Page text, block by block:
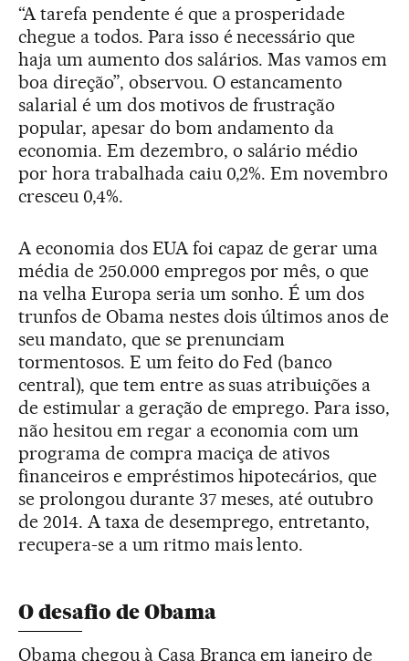
“A tarefa pendente é que a prosperidade
chegue a todos. Para isso é necessário que
haja um aumento dos salários. Mas vamos em
boa direção”, observou. O estancamento
salarial é um dos motivos de frustração
popular, apesar do bom andamento da
economia. Em dezembro, o salário médio
por hora trabalhada caiu 0,2%. Em novembro
cresceu 0,4%.
A economia dos EUA foi capaz de gerar uma
média de 250.000 empregos por mês, o que
na velha Europa seria um sonho. É um dos
trunfos de Obama nestes dois últimos anos de
seu mandato, que se prenunciam
tormentosos. E um feito do Fed (banco
central), que tem entre as suas atribuições a
de estimular a geração de emprego. Para isso,
não hesitou em regar a economia com um
programa de compra maciça de ativos
financeiros e empréstimos hipotecários, que
se prolongou durante 37 meses, até outubro
de 2014. A taxa de desemprego, entretanto,
recupera-se a um ritmo mais lento.
O desafio de Obama
Obama chegou à Casa Branca em janeiro de